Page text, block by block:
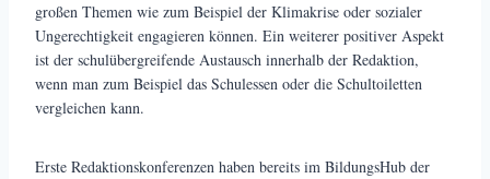
großen Themen wie zum Beispiel der Klimakrise oder sozialer
Ungerechtigkeit engagieren können. Ein weiterer positiver Aspekt
ist der schulübergreifende Austausch innerhalb der Redaktion,
wenn man zum Beispiel das Schulessen oder die Schultoiletten
vergleichen kann.
Erste Redaktionskonferenzen haben bereits im BildungsHub der